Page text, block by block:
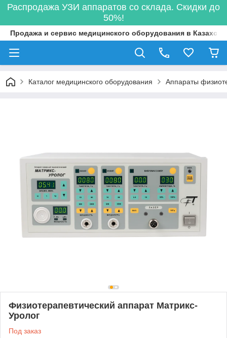
Распродажа УЗИ аппаратов со склада. Скидки до
50%!
Продажа и сервис медицинского оборудования в
Каталог медицинского оборудования Аппараты
Физиотерапевтический аппарат Матрикс-
Уролог
Под заказ